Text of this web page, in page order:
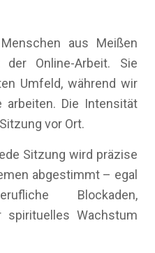
aus Meißen
Online-Arbeit. Sie
Umfeld, während wir
arbeiten. Die Intensität
vor Ort.
Sitzung wird präzise
abgestimmt – egal
Blockaden,
spirituelles Wachstum